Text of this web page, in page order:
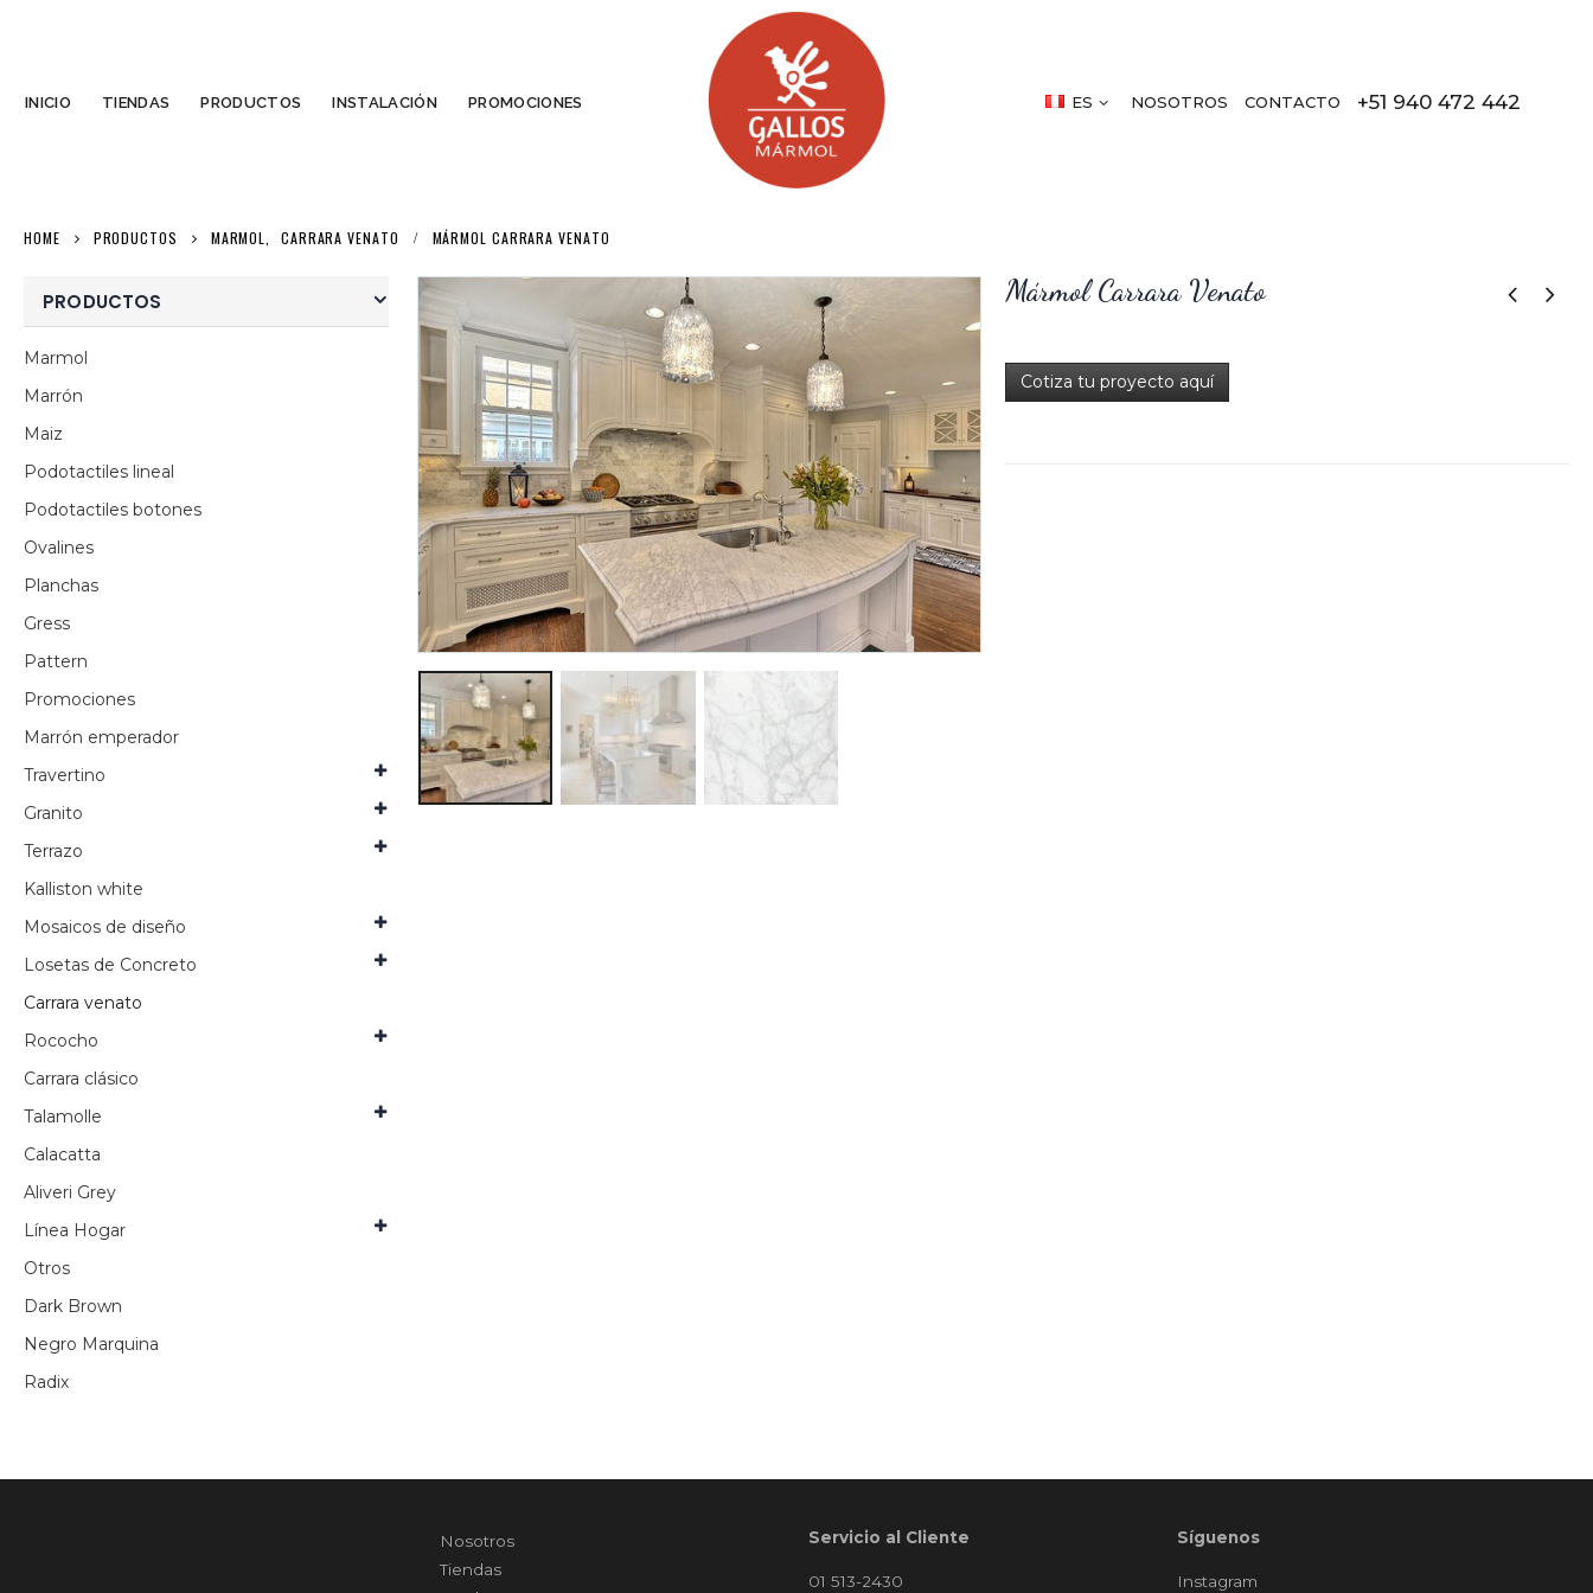
INICIO TIENDAS PRODUCTOS INSTALACIÓN PROMOCIONES ES NOSOTROS CONTACTO +51 940 472 442
HOME PRODUCTOS MARMOL CARRARA VENATO MÁRMOL CARRARA VENATO
Mármol Carrara Venato
Cotiza tu proyecto aquí
PRODUCTOS
Marmol
Marrón
Maiz
Podotactiles lineal
Podotactiles botones
Ovalines
Planchas
Gress
Pattern
Promociones
Marrón emperador
Travertino
Granito
Terrazo
Kalliston white
Mosaicos de diseño
Losetas de Concreto
Carrara venato
Rococho
Carrara clásico
Talamolle
Calacatta
Aliveri Grey
Línea Hogar
Otros
Dark Brown
Negro Marquina
Radix
Nosotros
Tiendas
Servicio al Cliente
01 513-2430
Síguenos
Instagram